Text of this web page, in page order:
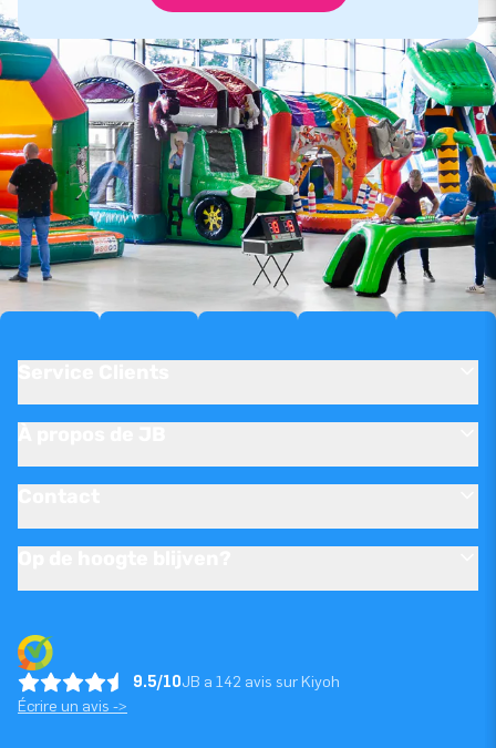
9.5/10JB a 142 avis sur Kiyoh
Écrire un avis ->